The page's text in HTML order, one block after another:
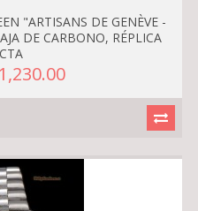
"ARTISANS DE GENÈVE -
DE CARBONO, RÉPLICA